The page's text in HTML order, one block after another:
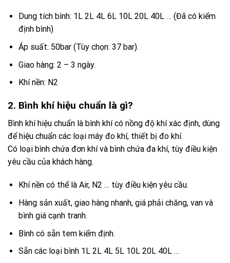
Dung tích bình: 1L 2L 4L 6L 10L 20L 40L … (Đã có kiểm
định bình)
Áp suất: 50bar (Tùy chọn: 37 bar).
Giao hàng: 2 – 3 ngày.
Khí nền: N2
2. Bình khí hiệu chuẩn là gì?
Bình khí hiệu chuẩn là bình khí có nồng độ khí xác định, dùng
để hiệu chuẩn các loại máy đo khí, thiết bị đo khí.
Có loại bình chứa đơn khí và bình chứa đa khí, tùy điều kiện
yêu cầu của khách hàng.
Khí nền có thể là Air, N2 … tùy điều kiện yêu cầu.
Hàng sản xuất, giao hàng nhanh, giá phải chăng, van và
bình giá cạnh tranh.
Bình có sẵn tem kiểm định.
Sẵn các loại bình 1L 2L 4L 5L 10L 20L 40L …